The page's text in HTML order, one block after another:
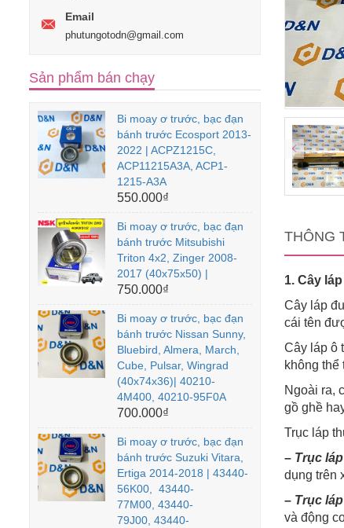
THÔNG
1. Cây
Cây láp
cái tên
Cây láp ô
không
Ngoài ra,
gồ ghề
Trục láp
– Trục
dụng trên
– Trục
và động
Email
phutungotodn@gmail.com
Sản phẩm bán chạy
Bi moay ơ trước, bạc đạn
bánh trước Ecosport 2013-
2022 | ACPZ1215C,
ACP11215A3A, ACP1-
1215-A3A
550.000₫
Bi moay ơ trước, bạc đạn
bánh trước Mitsubishi
Triton 4x2, Zinger 2008-
2017 (40x75x50) |
750.000₫
Bi moay ơ trước, bạc đạn
bánh trước Nissan Sunny,
Bluebird, Almera, March,
Cube, Pulsar, Wingrad
(40x74x36)| 40210-
4M400, 40210-95F0A
700.000₫
Bi moay ơ trước, bạc đạn
bánh trước Suzuki Vitara,
Ertiga 2014-2018 | 43440-
56K00, 43440-
77M00, 43440-
79J00, 43440-